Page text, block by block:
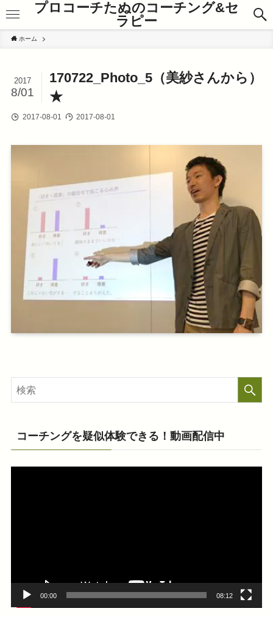
プロコーチたぬのコーチング&セ
ラピー
ホーム
170722_Photo_5（美紗さんから）
★
2017
8/01
2017-08-01 2017-08-01
コーチングを疑似体験できる！動画配信中
00:00 08:12